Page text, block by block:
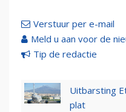
Verstuur per e-mail
Meld u aan voor de
Tip de redactie
Uitbarsting
plat